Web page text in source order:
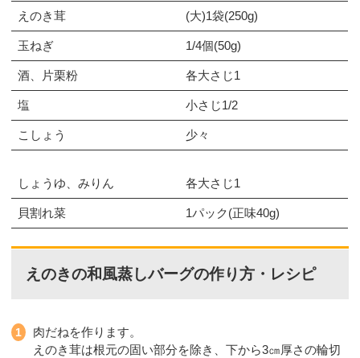
えのき茸 (大)1袋(250g)
玉ねぎ 1/4個(50g)
酒、片栗粉 各大さじ1
塩 小さじ1/2
こしょう 少々
しょうゆ、みりん 各大さじ1
貝割れ菜 1パック(正味40g)
えのきの和風蒸しバーグの作り方・レシピ
肉だねを作ります。
えのき茸は根元の固い部分を除き、下から3㎝厚さの輪切